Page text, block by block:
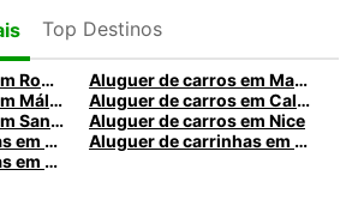
Top Destinos
Aluguer de carros em Roma
Aluguer de carros em Madrid
Aluguer de carros em Málaga
Aluguer de carros em Caldas da Rainha
Aluguer de carros em Santa Maria da Feira
Aluguer de carros em Nice
Aluguer de carrinhas em Nice
Aluguer de carrinhas em Santa Maria da Feira
Aluguer de carrinhas em Caldas da Rainha